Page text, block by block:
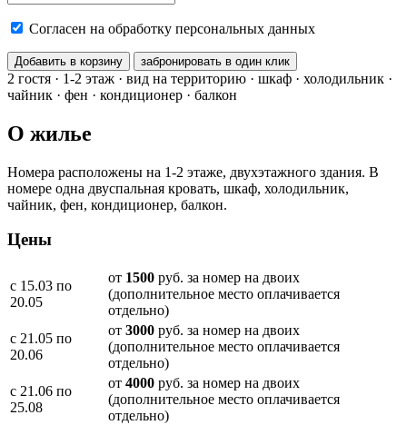
Согласен на обработку персональных данных
Добавить в корзину забронировать в один клик
2 гостя · 1-2 этаж · вид на территорию · шкаф · холодильник ·
чайник · фен · кондиционер · балкон
О жилье
Номера расположены на 1-2 этаже, двухэтажного здания. В
номере одна двуспальная кровать, шкаф, холодильник,
чайник, фен, кондиционер, балкон.
Цены
с 15.03 по
20.05
от 1500 руб. за номер на двоих
(дополнительное место оплачивается
отдельно)
с 21.05 по
20.06
от 3000 руб. за номер на двоих
(дополнительное место оплачивается
отдельно)
с 21.06 по
25.08
от 4000 руб. за номер на двоих
(дополнительное место оплачивается
отдельно)